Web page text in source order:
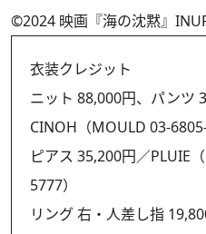
©2024 映画『海の沈黙』
衣装クレジット
ニット 88,000円、パンツ
CINOH（MOULD 03-6805-
ピアス 35,200円／PLUIE
5777）
リング 右・人差し指